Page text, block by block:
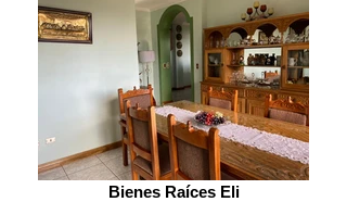
Bienes Raíces Eli